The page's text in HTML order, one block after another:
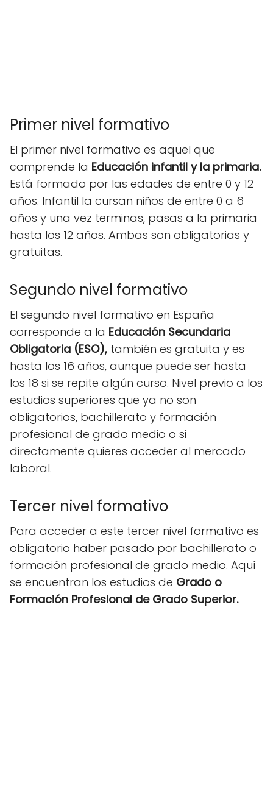
Primer nivel formativo
El primer nivel formativo es aquel que
comprende la Educación infantil y la primaria.
Está formado por las edades de entre 0 y 12
años. Infantil la cursan niños de entre 0 a 6
años y una vez terminas, pasas a la primaria
hasta los 12 años. Ambas son obligatorias y
gratuitas.
Segundo nivel formativo
El segundo nivel formativo en España
corresponde a la Educación Secundaria
Obligatoria (ESO), también es gratuita y es
hasta los 16 años, aunque puede ser hasta
los 18 si se repite algún curso. Nivel previo a los
estudios superiores que ya no son
obligatorios, bachillerato y formación
profesional de grado medio o si
directamente quieres acceder al mercado
laboral.
Tercer nivel formativo
Para acceder a este tercer nivel formativo es
obligatorio haber pasado por bachillerato o
formación profesional de grado medio. Aquí
se encuentran los estudios de Grado o
Formación Profesional de Grado Superior.